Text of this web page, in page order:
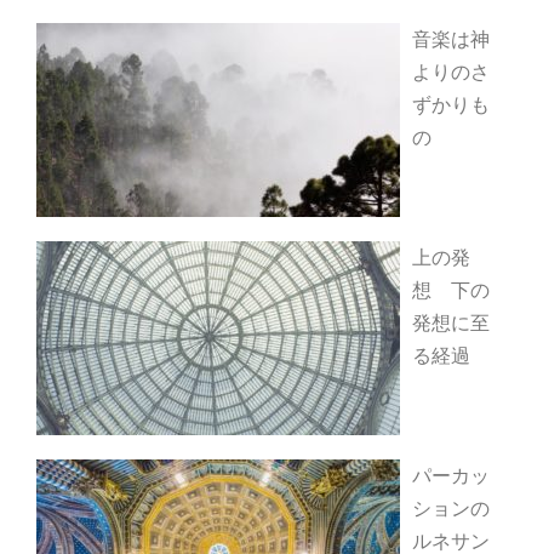
音楽は神
よりのさ
ずかりも
の
上の発
想 下の
発想に至
る経過
パーカッ
ションの
ルネサン